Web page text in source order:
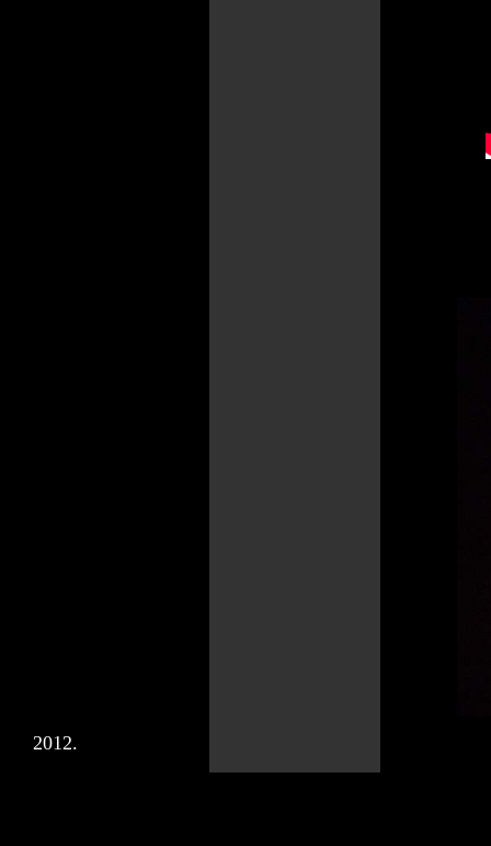
2012.